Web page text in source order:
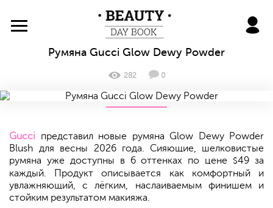
BeautyDayBook
Румяна Gucci Glow Dewy Powder
282 0
Gucci представил новые румяна Glow Dewy Powder
Blush для весны 2026 года. Сияющие, шелковистые
румяна уже доступны в 6 оттенках по цене
$49 за
каждый. Продукт описывается как комфортный и
увлажняющий, с лёгким, наслаиваемым финишем и
стойким результатом макияжа.